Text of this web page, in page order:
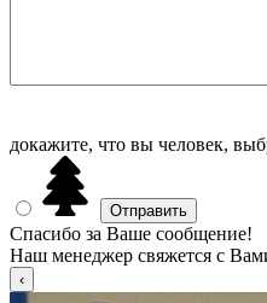
докажите, что вы человек,
Спасибо за Ваше сообщение!
Наш менеджер свяжется с